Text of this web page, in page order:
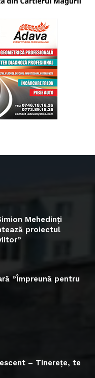
Mehedinți
proiectul
”Împreună pentru
– Tinerețe, te